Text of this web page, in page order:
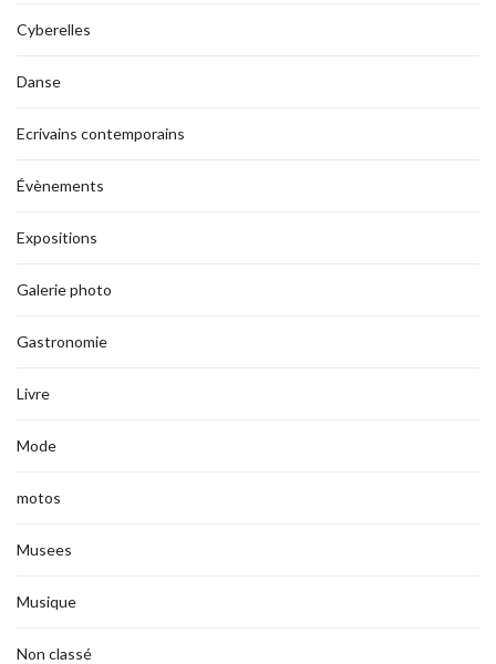
Cyberelles
Danse
Ecrivains contemporains
Évènements
Expositions
Galerie photo
Gastronomie
Livre
Mode
motos
Musees
Musique
Non classé